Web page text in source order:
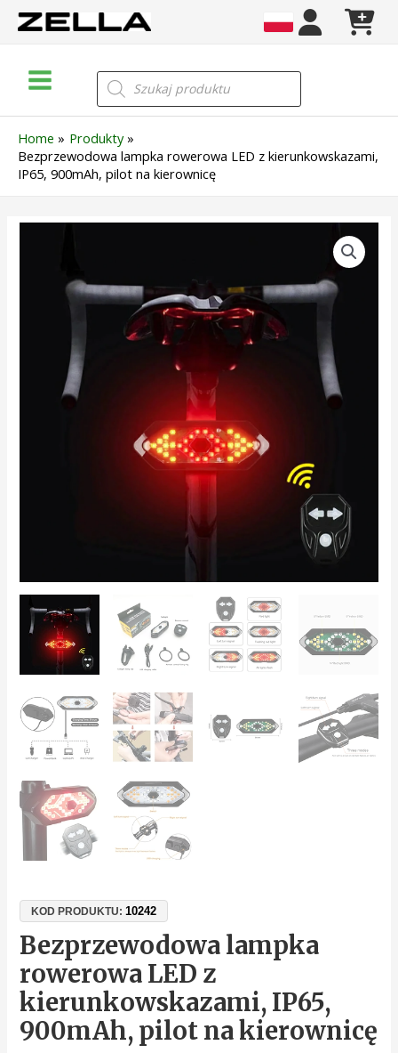
Skip
Menu
Wyszukiwarka
produktów
Home
Produkty
Bezprzewodowa lampka rowerowa LED z kierunkowskazami,
IP65, 900mAh, pilot na kierownicę
KOD PRODUKTU:10242
Bezprzewodowa lampka
rowerowa LED z
kierunkowskazami, IP65,
900mAh, pilot na kierownicę